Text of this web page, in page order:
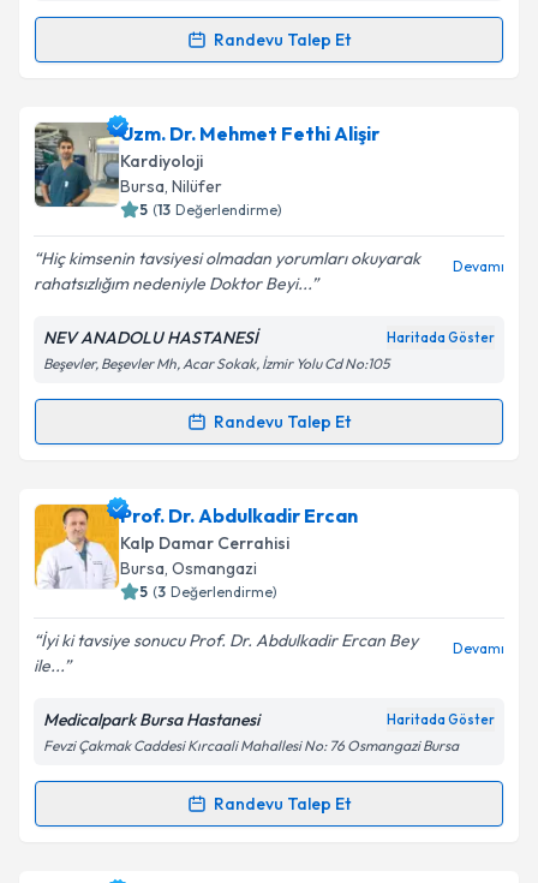
kapsamda işlenmesini kabul ediyorum.
Randevu Talep Et
Randevu Takvimi Talebi
Uzm. Dr. Güllü Özdemir için randevu takvimi talebi
oluşturun. Size bu uzmandan randevu almanız için bir
takvim hazırlandığında e-posta ile bilgilendireceğiz.
Kişisel verilerimin işlenmesine ilişkin
Aydınlatma
Metni'ni okudum ve kişisel verilerimin belirtilen
kapsamda işlenmesini kabul ediyorum.
Uzm. Dr. Mehmet Fethi Alişir
Kardiyoloji
Bursa, Nilüfer
5 (13 Değerlendirme)
Hiç kimsenin tavsiyesi olmadan yorumları okuyarak
rahatsızlığım nedeniyle Doktor Beyi...
Devamı
NEV ANADOLU HASTANESİ Haritada Göster
Beşevler, Beşevler Mh, Acar Sokak, İzmir Yolu Cd No:105
Randevu Talep Et
Randevu Takvimi Talebi
Uzm. Dr. Mehmet Fethi Alişiriçin randevu takvimi
talebi oluşturun. Size bu uzmandan randevu almanız
için bir takvim hazırlandığında e-posta ile
bilgilendireceğiz.
E-posta Adresiniz
Kişisel verilerimin işlenmesine ilişkinAydınlatma
Metni'ni okudum ve kişisel verilerimin belirtilen
kapsamda işlenmesini kabul ediyorum.
Prof. Dr. Abdulkadir Ercan
Kalp Damar Cerrahisi
Bursa, Osmangazi
5 (3 Değerlendirme)
İyi ki tavsiye sonucu Prof. Dr. Abdulkadir Ercan Bey
ile...
Devamı
Medicalpark Bursa Hastanesi Haritada Göster
Fevzi Çakmak Caddesi Kırcaali Mahallesi No: 76 Osmangazi Bursa
Randevu Talep Et
Randevu Takvimi Talebi